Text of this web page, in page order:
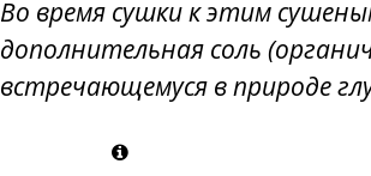
Во время сушки к этим
дополнительная соль
встречающемуся в природе